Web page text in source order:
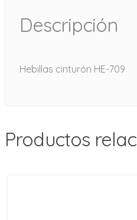
Descripción
Hebillas cinturón HE-709
Productos